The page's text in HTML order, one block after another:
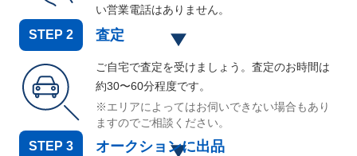
い営業電話はありません。
STEP 2 査定
ご自宅で査定を受けましょう。査定のお時間は
約30〜60分程度です。
※エリアによってはお伺いできない場合もあり
ますのでご相談ください。
STEP 3 オークションに出品